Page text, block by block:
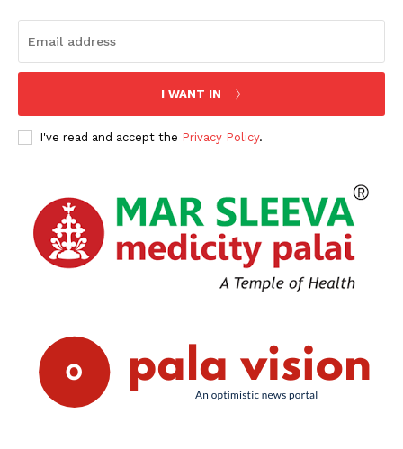
PALA VISION
About
Subscription Plans
My account
Grievance Redressal
I WANT IN
I've read and accept the Privacy Policy.